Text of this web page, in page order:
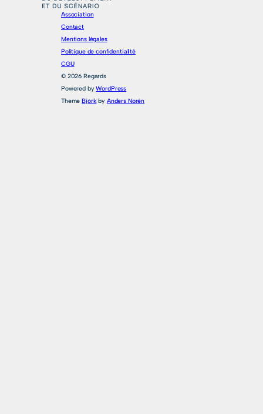
Association
Contact
Mentions légales
Politique de confidentialité
CGU
© 2026 Regards
Powered byWordPress
ThemeBjörk by Anders Norén